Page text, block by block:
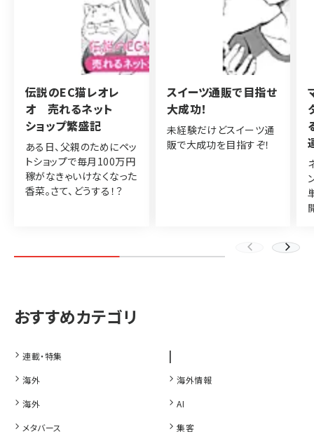
伝説のEC猫レオレ
オ 売れるネット
ショップ繁盛記
ある日、父親のためにペッ
トショップで毎月100万円
稼がなきゃいけなくなった
香菜。さて、どうする！？
スイーツ通販で目指せ
大成功！
未経験だけどスイーツ通
販で大成功を目指すぞ！
連載・特集 |
海外
海外情報
海外
AI
メタバース
集客